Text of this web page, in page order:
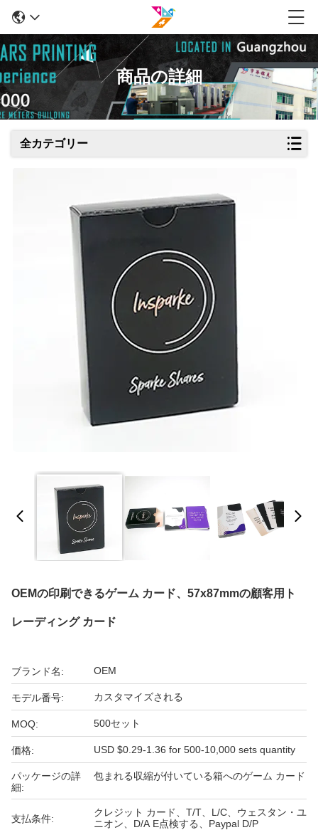
商品の詳細
全カテゴリー
OEMの印刷できるゲーム カード、57x87mmの顧客用ト
レーディング カード
ブランド名: OEM
モデル番号: カスタマイズされる
MOQ: 500セット
価格: USD $0.29-1.36 for 500-10,000 sets quantity
パッケージの詳
細:
包まれる収縮が付いている箱へのゲーム カード
支払条件:
クレジット カード、T/T、L/C、ウェスタン・ユ
ニオン、D/A E点検する、Paypal D/P